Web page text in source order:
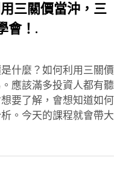
三關價當沖，三
會！.
什麼？如何利用三關價
應該滿多投資人都有聽
要了解，會想知道如何
。今天的課程就會帶大